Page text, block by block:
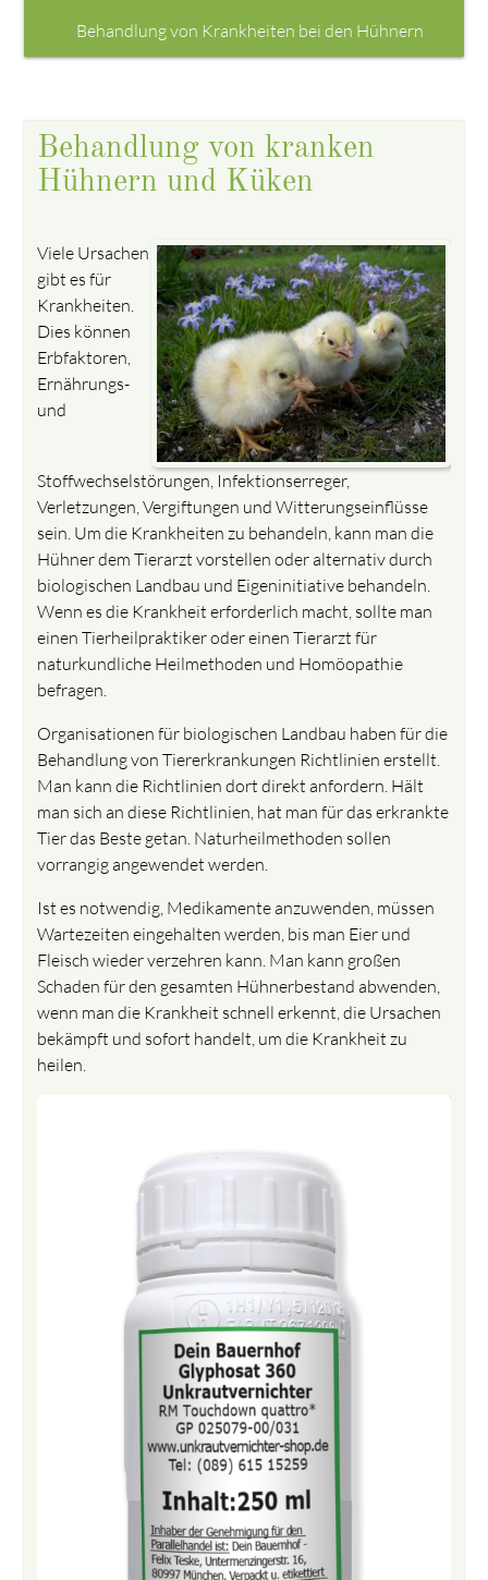
Behandlung von Krankheiten bei den Hühnern
Behandlung von kranken
Hühnern und Küken
Viele Ursachen
gibt es für
Krankheiten.
Dies können
Erbfaktoren,
Ernährungs-
und
Stoffwechselstörungen, Infektionserreger,
Verletzungen, Vergiftungen und Witterungseinflüsse
sein. Um die Krankheiten zu behandeln, kann man die
Hühner dem Tierarzt vorstellen oder alternativ durch
biologischen Landbau und Eigeninitiative behandeln.
Wenn es die Krankheit erforderlich macht, sollte man
einen Tierheilpraktiker oder einen Tierarzt für
naturkundliche Heilmethoden und Homöopathie
befragen.
Organisationen für biologischen Landbau haben für die
Behandlung von Tiererkrankungen Richtlinien erstellt.
Man kann die Richtlinien dort direkt anfordern. Hält
man sich an diese Richtlinien, hat man für das erkrankte
Tier das Beste getan. Naturheilmethoden sollen
vorrangig angewendet werden.
Ist es notwendig, Medikamente anzuwenden, müssen
Wartezeiten eingehalten werden, bis man Eier und
Fleisch wieder verzehren kann. Man kann großen
Schaden für den gesamten Hühnerbestand abwenden,
wenn man die Krankheit schnell erkennt, die Ursachen
bekämpft und sofort handelt, um die Krankheit zu
heilen.